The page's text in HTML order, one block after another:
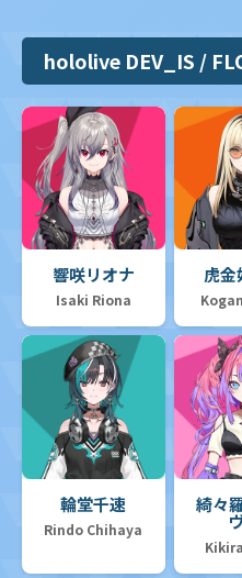
hololive DEV_IS /
響咲リオナ
Isaki Riona
虎金
輪堂千速
Rindo Chihaya
綺々